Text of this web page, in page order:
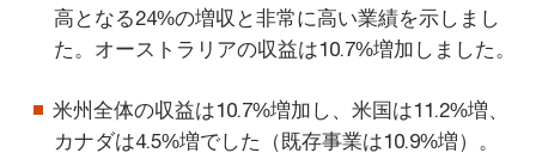
高となる24%の増収と非常に高い業績を示しまし
た。オーストラリアの収益は10.7%増加しました。
米州全体の収益は10.7%増加し、米国は11.2%増、
カナダは4.5%増でした（既存事業は10.9%増）。